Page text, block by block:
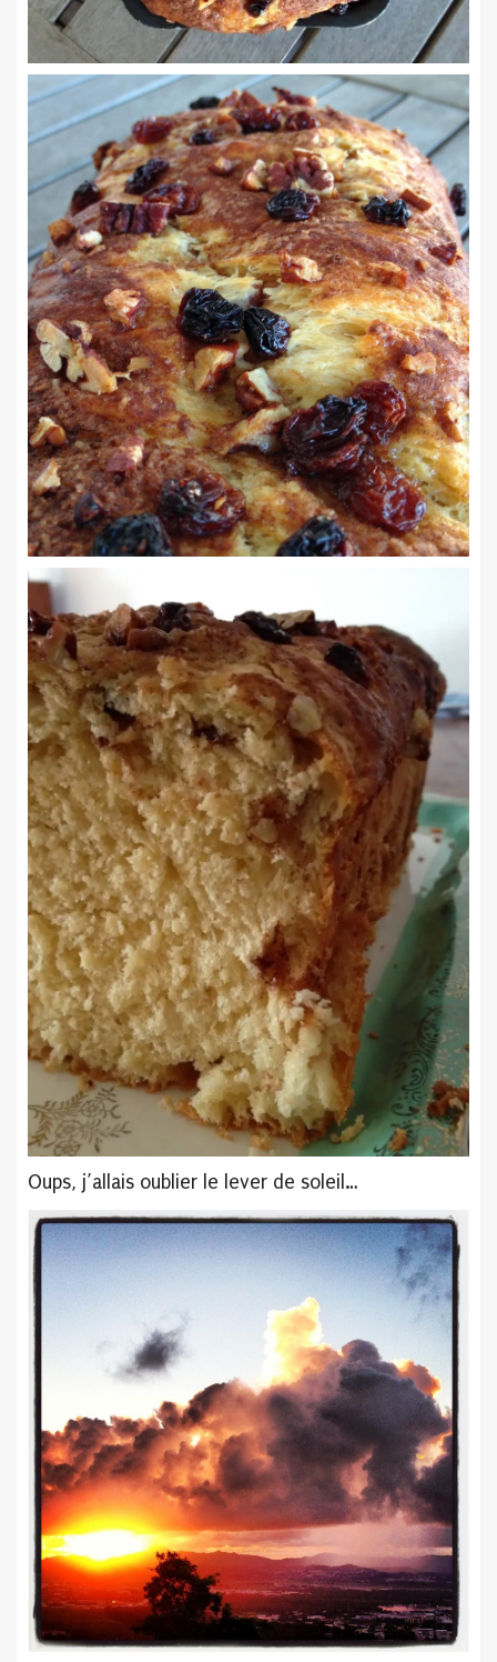
Oups, j’allais oublier le lever de soleil…